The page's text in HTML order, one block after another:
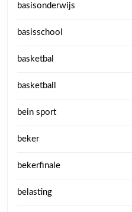
basisonderwijs
basisschool
basketbal
basketball
bein sport
beker
bekerfinale
belasting